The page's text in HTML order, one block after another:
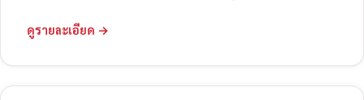
ดูรายละเอียด →